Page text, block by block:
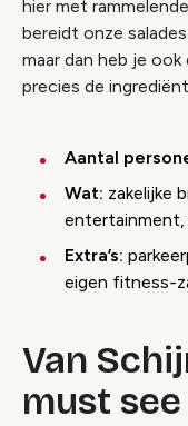
hier met
bereidt onze
maar dan heb je
precies de
Aantal
Wat: zakelijke
entertainment,
Extra’s:
eigen fitness-
Van
must see